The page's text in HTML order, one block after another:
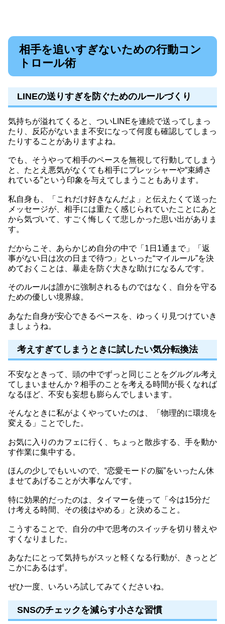
相手を追いすぎないための行動コン
トロール術
LINEの送りすぎを防ぐためのルールづくり
気持ちが溢れてくると、ついLINEを連続で送ってしまっ
たり、反応がないまま不安になって何度も確認してしまっ
たりすることがありますよね。
でも、そうやって相手のペースを無視して行動してしまう
と、たとえ悪気がなくても相手にプレッシャーや“束縛さ
れている”という印象を与えてしまうこともあります。
私自身も、「これだけ好きなんだよ」と伝えたくて送った
メッセージが、相手には重たく感じられていたことにあと
から気づいて、すごく悔しくて悲しかった思い出がありま
す。
だからこそ、あらかじめ自分の中で「1日1通まで」「返
事がない日は次の日まで待つ」といった“マイルール”を決
めておくことは、暴走を防ぐ大きな助けになるんです。
そのルールは誰かに強制されるものではなく、自分を守る
ための優しい境界線。
あなた自身が安心できるペースを、ゆっくり見つけていき
ましょうね。
考えすぎてしまうときに試したい気分転換法
不安なときって、頭の中でずっと同じことをグルグル考え
てしまいませんか？相手のことを考える時間が長くなれば
なるほど、不安も妄想も膨らんでしまいます。
そんなときに私がよくやっていたのは、「物理的に環境を
変える」ことでした。
お気に入りのカフェに行く、ちょっと散歩する、手を動か
す作業に集中する。
ほんの少しでもいいので、“恋愛モードの脳”をいったん休
ませてあげることが大事なんです。
特に効果的だったのは、タイマーを使って「今は15分だ
け考える時間、その後はやめる」と決めること。
こうすることで、自分の中で思考のスイッチを切り替えや
すくなりました。
あなたにとって気持ちがスッと軽くなる行動が、きっとど
こかにあるはず。
ぜひ一度、いろいろ試してみてくださいね。
SNSのチェックを減らす小さな習慣